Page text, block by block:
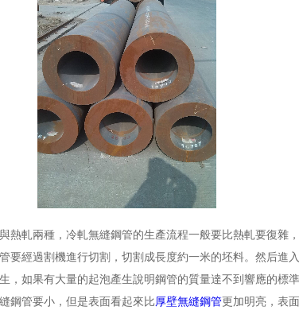
軋兩種，冷軋無縫鋼管的生產流程一般要比熱軋要復雜
要經過割機進行切割，切割成長度約一米的坯料。然后進
，如果有大量的起泡產生說明鋼管的質量達不到響應的標
鋼管要小，但是表面看起來比厚壁無縫鋼管更加明亮，表